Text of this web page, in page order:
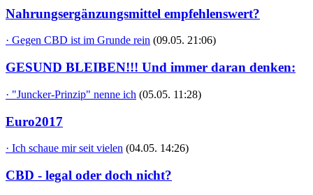
Nahrungsergänzungsmittel empfehlenswert?
· Gegen CBD ist im Grunde rein (09.05. 21:06)
GESUND BLEIBEN!!! Und immer daran denken:
· "Juncker-Prinzip" nenne ich (05.05. 11:28)
Euro2017
· Ich schaue mir seit vielen (04.05. 14:26)
CBD - legal oder doch nicht?